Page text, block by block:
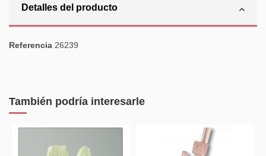
Detalles del producto
Referencia 26239
También podría interesarle